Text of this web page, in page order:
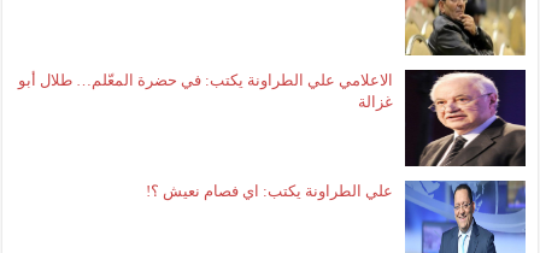
الاعلامي علي الطراونة يكتب: في حضرة المعّلم… طلال أبو
غزالة
علي الطراونة يكتب: اي فصام نعيش ؟!